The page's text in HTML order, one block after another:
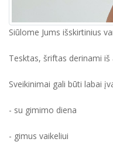
Siūlome Jums išskirtinius
Tesktas, šriftas derinami iš
Sveikinimai gali būti labai
- su gimimo diena
- gimus vaikeliui